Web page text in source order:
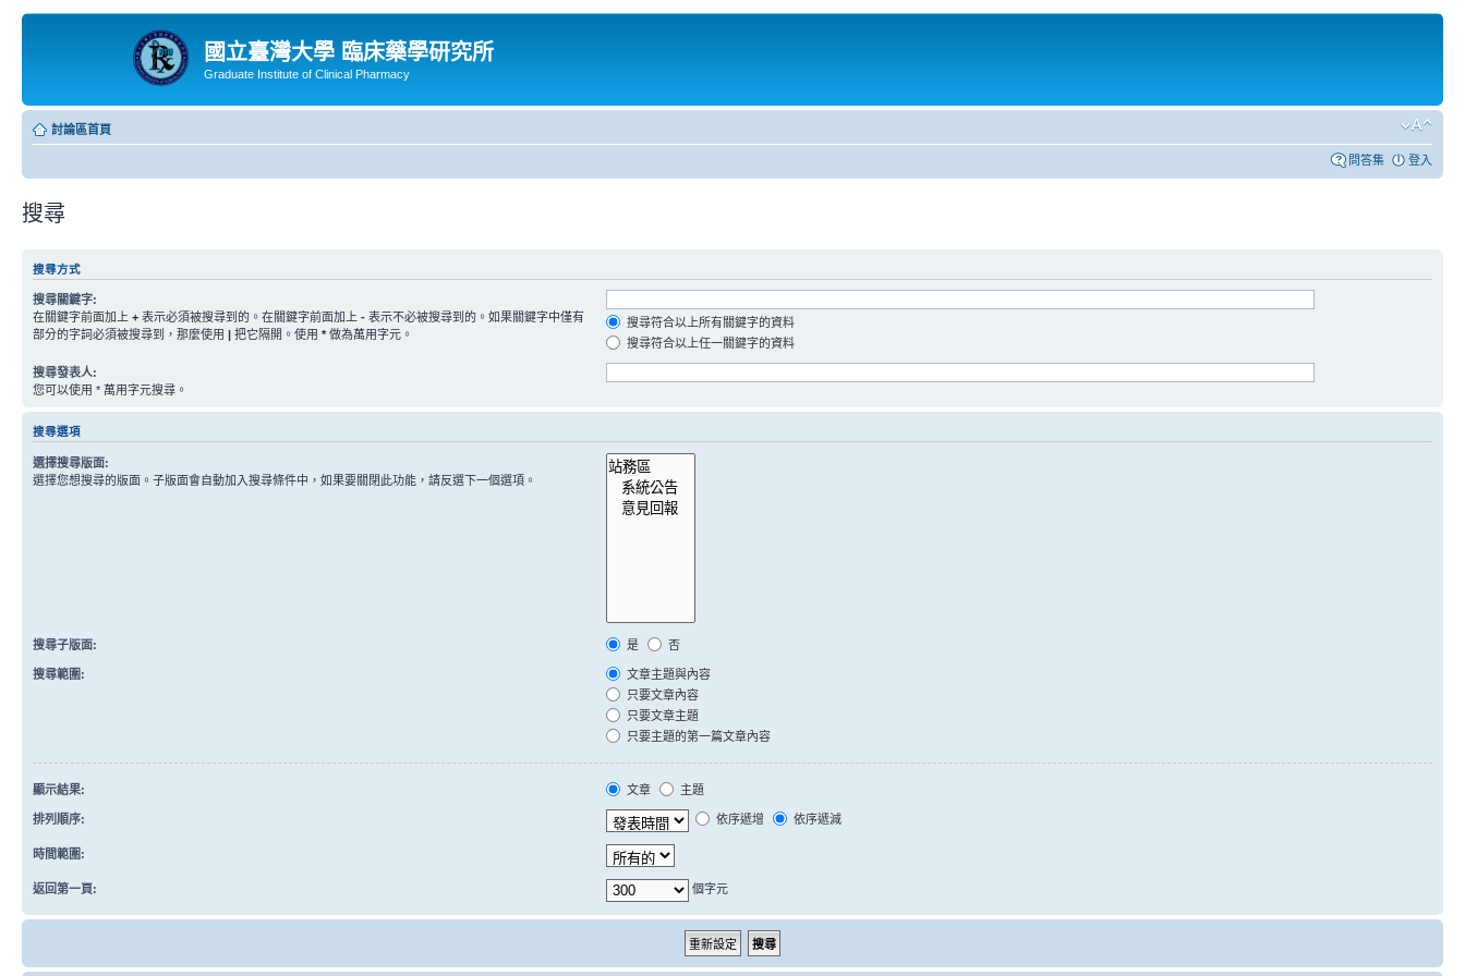
國立臺灣大學 臨床藥學研究所
Graduate Institute of Clinical Pharmacy
討論區首頁
問答集 登入
搜尋
搜尋方式
搜尋關鍵字:
在關鍵字前面加上 + 表示必須被搜尋到的。在關鍵字前面加上 - 表示不必被搜尋到的。如果關鍵字中僅有
部分的字詞必須被搜尋到，那麼使用 | 把它隔開。使用 * 做為萬用字元。
搜尋符合以上所有關鍵字的資料
搜尋符合以上任一關鍵字的資料
搜尋發表人:
您可以使用 * 萬用字元搜尋。
搜尋選項
選擇搜尋版面:
選擇您想搜尋的版面。子版面會自動加入搜尋條件中，如果要關閉此功能，請反選下一個選項。
搜尋子版面: 是 否
搜尋範圍:
文章主題與內容
只要文章內容
只要文章主題
只要主題的第一篇文章內容
顯示結果: 文章 主題
排列順序: 依序遞增 依序遞減
時間範圍:
返回第一頁: 個字元